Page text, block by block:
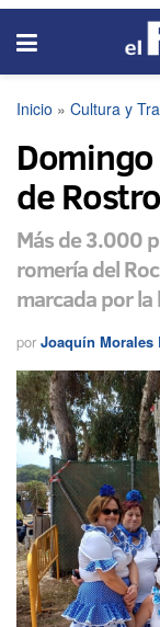
Inicio » Cultura y
de
Más de 3.000
romería del
marcada por
por Joaquín Morales